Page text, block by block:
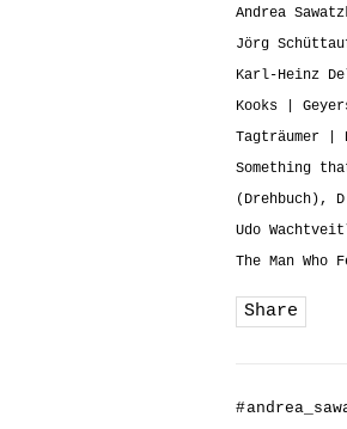
Andrea
Jörg
Karl-Heinz
Kooks |
Tagträumer |
Something
(Drehbuch),
Udo
The Man
Share
#